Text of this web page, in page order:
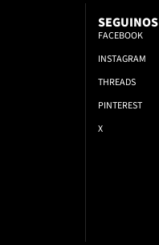
SEGUINOS
FACEBOOK
INSTAGRAM
THREADS
PINTEREST
X